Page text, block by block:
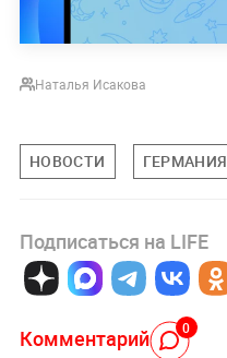
Наталья Исакова
НОВОСТИ ГЕРМАНИЯ
Подписаться на LIFE
Комментарий 0